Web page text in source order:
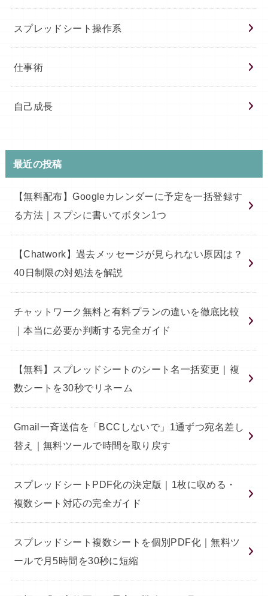
スプレッドシート操作系
仕事術
自己成長
最近の投稿
【無料配布】Googleカレンダーに予定を一括登録す
る方法｜スプシに書いてボタン1つ
【Chatwork】過去メッセージが見られない原因は？
40日制限の対処法を解説
チャットワーク無料と有料プランの違いを徹底比較
｜本当に必要か判断する完全ガイド
【無料】スプレッドシートのシート名一括変更｜複
数シートを30秒でリネーム
Gmail一斉送信を「BCCしないで」1通ずつ宛名差し
替え｜無料ツールで時間を取り戻す
スプレッドシートPDF化の決定版｜1枚に収める・
複数シート対応の完全ガイド
スプレッドシート複数シートを個別PDF化｜無料ツ
ールで月5時間を30秒に短縮